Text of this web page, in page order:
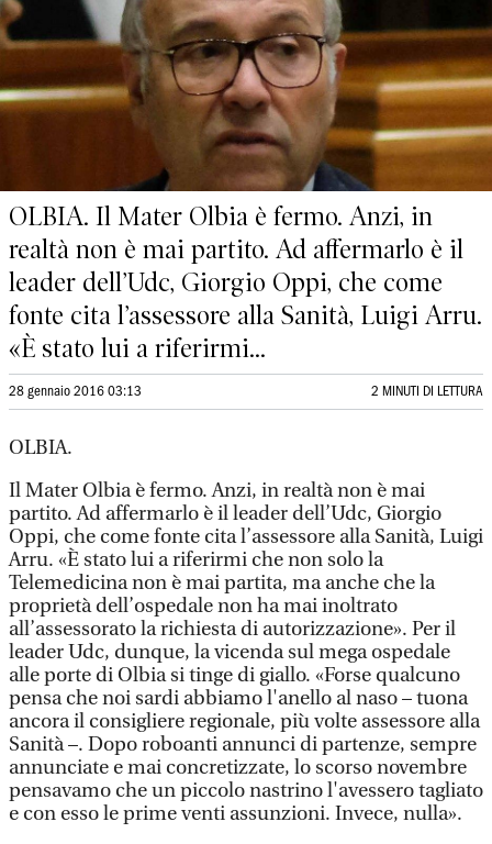
OLBIA. Il Mater Olbia è fermo. Anzi, in
realtà non è mai partito. Ad affermarlo è il
leader dell’Udc, Giorgio Oppi, che come
fonte cita l’assessore alla Sanità, Luigi Arru.
«È stato lui a riferirmi...
28 gennaio 2016 03:13 2 MINUTI DI LETTURA
OLBIA.
Il Mater Olbia è fermo. Anzi, in realtà non è mai
partito. Ad affermarlo è il leader dell’Udc, Giorgio
Oppi, che come fonte cita l’assessore alla Sanità, Luigi
Arru. «È stato lui a riferirmi che non solo la
Telemedicina non è mai partita, ma anche che la
proprietà dell’ospedale non ha mai inoltrato
all’assessorato la richiesta di autorizzazione». Per il
leader Udc, dunque, la vicenda sul mega ospedale
alle porte di Olbia si tinge di giallo. «Forse qualcuno
pensa che noi sardi abbiamo l'anello al naso – tuona
ancora il consigliere regionale, più volte assessore alla
Sanità –. Dopo roboanti annunci di partenze, sempre
annunciate e mai concretizzate, lo scorso novembre
pensavamo che un piccolo nastrino l'avessero tagliato
e con esso le prime venti assunzioni. Invece, nulla».